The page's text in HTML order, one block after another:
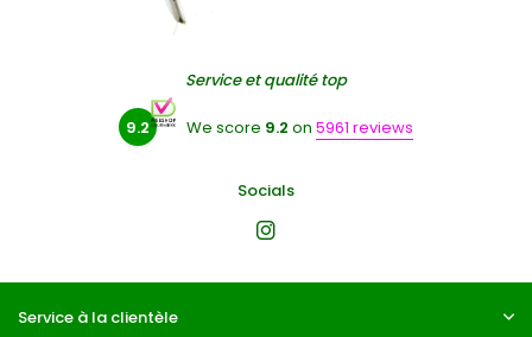
Service et qualité top
9.2 We score 9.2 on 5961 reviews
Socials
Service à la clientèle